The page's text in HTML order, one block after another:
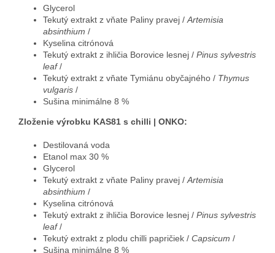
Glycerol
Tekutý extrakt z vňate Paliny pravej / Artemisia
absinthium /
Kyselina citrónová
Tekutý extrakt z ihličia Borovice lesnej / Pinus sylvestris
leaf/
Tekutý extrakt z vňate Tymiánu obyčajného / Thymus
vulgaris /
Sušina minimálne 8 %
Zloženie výrobku KAS81 s chilli | ONKO:
Destilovaná voda
Etanol max 30 %
Glycerol
Tekutý extrakt z vňate Paliny pravej / Artemisia
absinthium /
Kyselina citrónová
Tekutý extrakt z ihličia Borovice lesnej / Pinus sylvestris
leaf/
Tekutý extrakt z plodu chilli papričiek / Capsicum /
Sušina minimálne 8 %